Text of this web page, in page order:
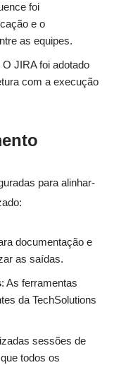
foi
e o
as equipes.
O JIRA foi adotado
com a execução
para alinhar-
documentação e
as saídas.
: As ferramentas
da TechSolutions
sessões de
todos os